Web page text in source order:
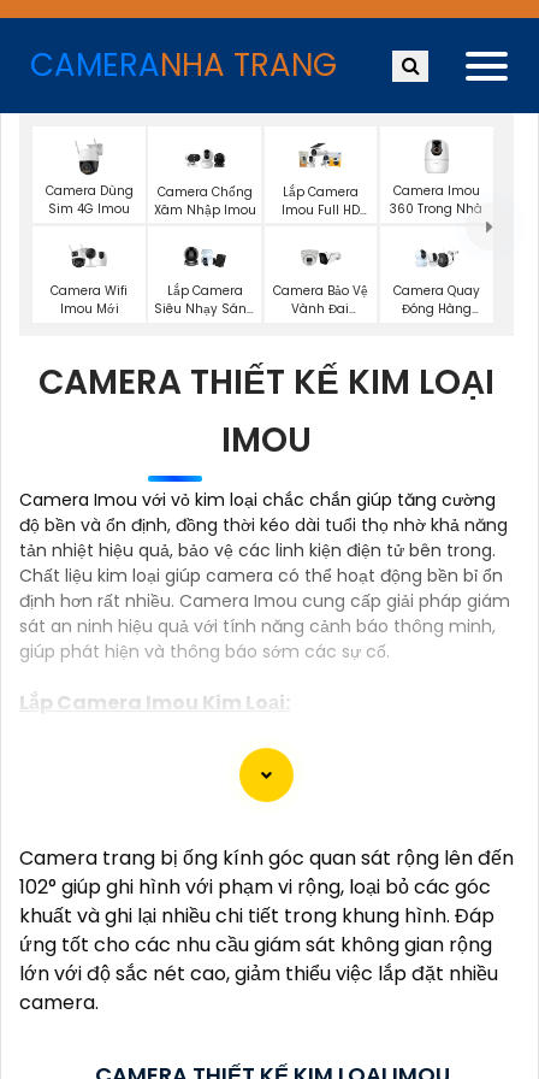
CAMERANHA TRANG
Camera Dùng
Sim 4G Imou
Camera Chống
Xâm Nhập Imou
Lắp Camera
Imou Full HD
Camera Imou
360 Trong Nhà
Camera Wifi
Imou Mới
Lắp Camera
Siêu Nhạy Sáng
Camera Bảo Vệ
Vành Đai
Camera Quay
Đóng Hàng
CAMERA THIẾT KẾ KIM LOẠI
IMOU
Camera Imou với vỏ kim loại chắc chắn giúp tăng cường
độ bền và ổn định, đồng thời kéo dài tuổi thọ nhờ khả năng
tản nhiệt hiệu quả, bảo vệ các linh kiện điện tử bên trong.
Chất liệu kim loại giúp camera có thể hoạt động bền bỉ ổn
định hơn rất nhiều. Camera Imou cung cấp giải pháp giám
sát an ninh hiệu quả với tính năng cảnh báo thông minh,
giúp phát hiện và thông báo sớm các sự cố.
Lắp Camera Imou Kim Loại:
Camera WiFi IMOU IPC-S2EP-3R1S Trong Nhà Giá
Camera IP WiFi 5MP IMOU IPC-UA7E-5M0T2-
EU/FSP14( 5%-35% )
Camera IP WiFi 5MP IMOU IPC-S3EP-5M0WE-
PRO( 5%-35% )
Camera IP WiFi 5MP IMOU IPC-F52P-PRO
Camera trang bị ống kính góc quan sát rộng lên đến
102° giúp ghi hình với phạm vi rộng, loại bỏ các góc
khuất và ghi lại nhiều chi tiết trong khung hình. Đáp
ứng tốt cho các nhu cầu giám sát không gian rộng
lớn với độ sắc nét cao, giảm thiểu việc lắp đặt nhiều
camera.